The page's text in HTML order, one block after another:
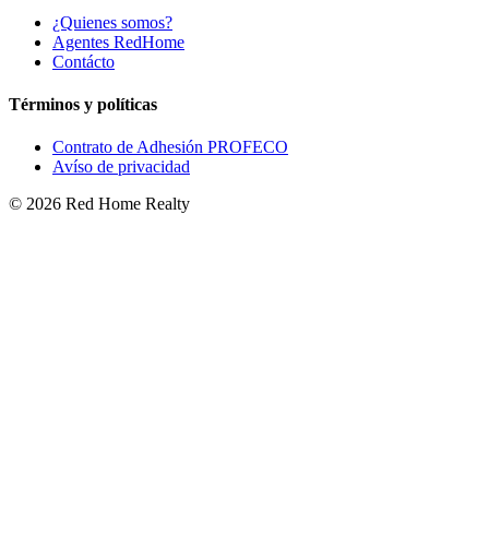
¿Quienes somos?
Agentes RedHome
Contácto
Términos y políticas
Contrato de Adhesión PROFECO
Avíso de privacidad
© 2026 Red Home Realty